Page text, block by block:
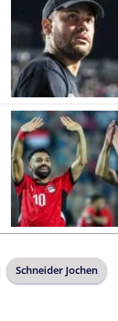
Schneider Jochen